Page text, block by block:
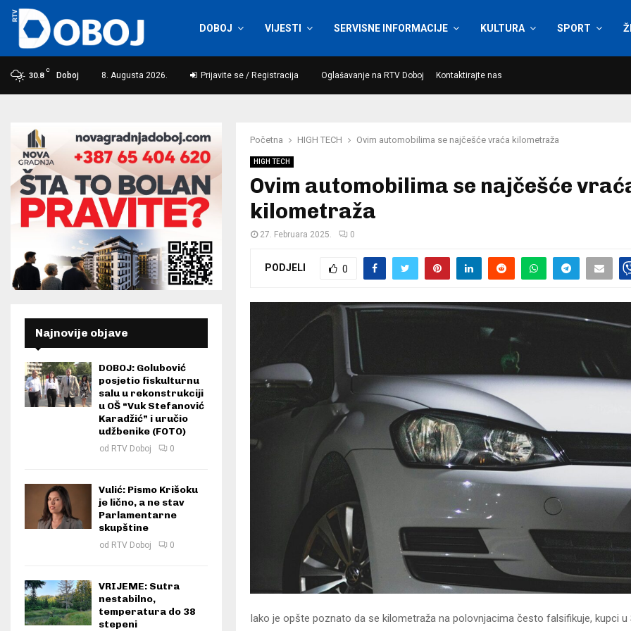
DOBOJ VIJESTI SERVISNE INFORMACIJE KULTURA SPORT
30.8
C
Doboj 8. Augusta 2026. Prijavite se / Registracija Oglašavanje na RTV Doboj Kontaktirajte nas
Početna HIGH TECH Ovim automobilima se najčešće vraća kilometraža
HIGH TECH
Ovim automobilima se najčešće
kilometraža
27. Februara 2025. 0
PODJELI 0
Iako je opšte poznato da se kilometraža na polovnjacima često falsifikuje, kupci u
Najnovije objave
DOBOJ: Golubović
posjetio fiskulturnu
salu u rekonstrukciji
u OŠ “Vuk Stefanović
Karadžić” i uručio
udžbenike (FOTO)
od RTV Doboj 0
Vulić: Pismo Krišoku
je lično, a ne stav
Parlamentarne
skupštine
od RTV Doboj 0
VRIJEME: Sutra
nestabilno,
temperatura do 38
stepeni